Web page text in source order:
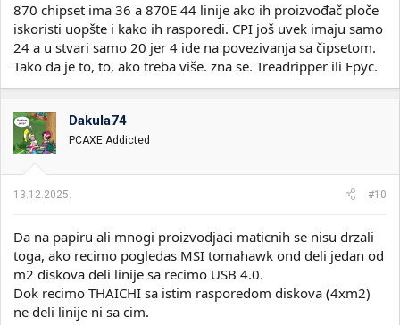
870 chipset ima 36 a 870E 44 linije ako ih proizvođač ploče
iskoristi uopšte i kako ih rasporedi. CPI još uvek imaju samo
24 a u stvari samo 20 jer 4 ide na povezivanja sa čipsetom.
Tako da je to, to, ako treba više. zna se. Treadripper ili Epyc.
Dakula74
PCAXE Addicted
13.12.2025. #10
Da na papiru ali mnogi proizvodjaci maticnih se nisu drzali
toga, ako recimo pogledas MSI tomahawk ond deli jedan od
m2 diskova deli linije sa recimo USB 4.0.
Dok recimo THAICHI sa istim rasporedom diskova (4xm2)
ne deli linije ni sa cim.